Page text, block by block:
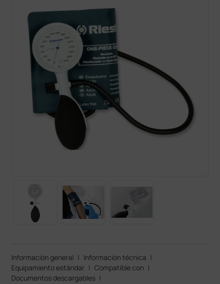
Información general | Información técnica |
Equipamiento estándar | Compatible con |
Documentos descargables |